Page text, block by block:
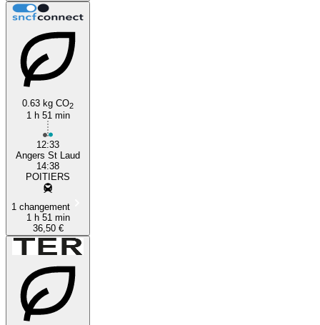
0.63 kg CO2
1 h 51 min
12:33
Angers St Laud
14:38
POITIERS
1 changement
1 h 51 min
36,50 €